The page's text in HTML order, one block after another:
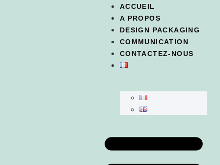
ACCUEIL
A PROPOS
DESIGN PACKAGING
COMMUNICATION
CONTACTEZ-NOUS